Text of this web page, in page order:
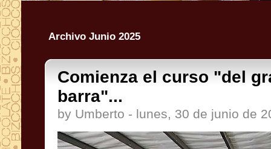
Archivo Junio 2025
Comienza el curso "del
barra"...
by Umberto - lunes, 30 de junio de